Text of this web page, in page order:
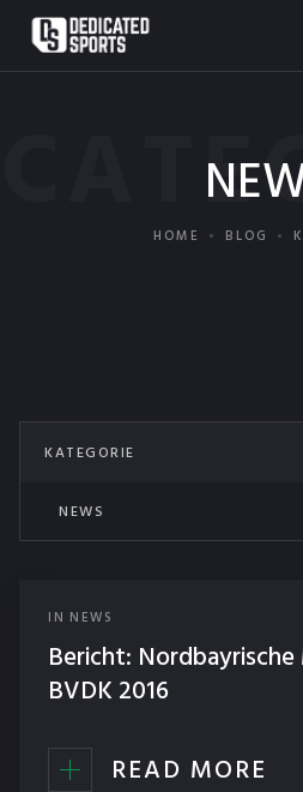
HOME BLOG
KATEGORIE
ALL POSTS
NEWS
IN NEWS
Bericht:
BVDK 2016
READ MORE